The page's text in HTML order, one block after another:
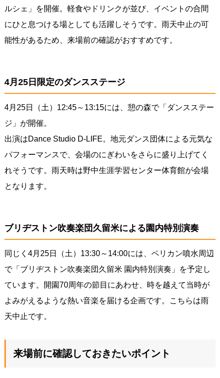
ルシェ」を開催。軽食やドリンクが並び、イベントの合間
にひと息つける場としても活躍しそうです。雨天中止の可
能性があるため、来場前の確認がおすすめです。
4月25日限定のダンスステージ
4月25日（土）12:45～13:15には、憩の森で「ダンスステー
ジ」が開催。
出演はDance Studio D-LIFE。地元ダンス団体による元気な
パフォーマンスで、会場のにぎわいをさらに盛り上げてく
れそうです。雨天時は野中生涯学習センター体育館が会場
となります。
ブリヂストン吹奏楽団久留米による園内特別演奏
同じく4月25日（土）13:30～14:00には、ペリカン噴水周辺
で「ブリヂストン吹奏楽団久留米 園内特別演奏」を予定し
ています。開園70周年の節目にあわせ、時を越えて当時が
よみがえるような熱い音楽を届ける企画です。こちらは雨
天中止です。
来場前に確認しておきたいポイント